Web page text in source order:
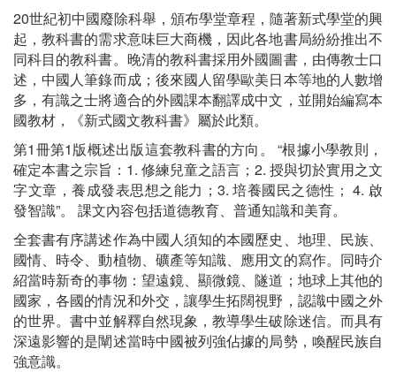
20世紀初中國廢除科舉，頒布學堂章程，隨著新式學堂的興
起，教科書的需求意味巨大商機，因此各地書局紛紛推出不
同科目的教科書。晚清的教科書採用外國圖書，由傳教士口
述，中國人筆錄而成；後來國人留學歐美日本等地的人數增
多，有識之士將適合的外國課本翻譯成中文，並開始編寫本
國教材，《新式國文教科書》屬於此類。
第1冊第1版概述出版這套教科書的方向。 “根據小學教則，
確定本書之宗旨：1. 修練兒童之語言；2. 授與切於實用之文
字文章，養成發表思想之能力；3. 培養國民之德性； 4. 啟
發智識”。 課文內容包括道德教育、普通知識和美育。
全套書有序講述作為中國人須知的本國歷史、地理、民族、
國情、時令、動植物、礦產等知識、應用文的寫作。同時介
紹當時新奇的事物：望遠鏡、顯微鏡、隧道；地球上其他的
國家，各國的情況和外交，讓學生拓闊視野，認識中國之外
的世界。書中並解釋自然現象，教導學生破除迷信。而具有
深遠影響的是闡述當時中國被列強佔據的局勢，喚醒民族自
強意識。